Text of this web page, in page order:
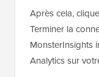
Après cela,
Terminer la
MonsterInsights
Analytics sur